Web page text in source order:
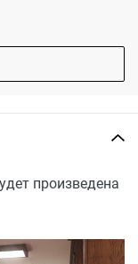
произведена